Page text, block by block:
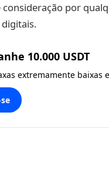
por
10.000 USDT
extremamente baixas